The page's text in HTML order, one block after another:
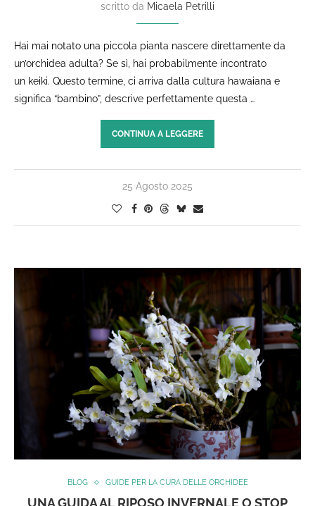
scritto da Micaela Petrilli
Hai mai notato una piccola pianta nascere direttamente da
un’orchidea adulta? Se sì, hai probabilmente incontrato
un keiki. Questo termine, ci arriva dalla cultura hawaiana e
significa “bambino”, descrive perfettamente questa …
CONTINUA A LEGGERE
25 Agosto 2025
BLOG GUIDE PER LA CURA DELLE ORCHIDEE